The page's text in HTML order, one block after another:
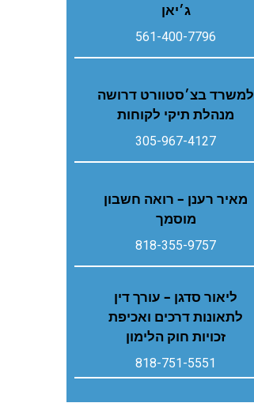
ג׳יאן
561-400-7796
למשרד בצ׳סטוורט דרושה
מנהלת תיקי לקוחות
305-967-4127
מאיר רענן – רואה חשבון
מוסמך
818-355-9757
ליאור סדגן – עורך דין
לתאונות דרכים ואכיפת
זכויות חוק הלימון
818-751-5551